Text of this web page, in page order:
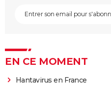
EN CE MOMENT
Hantavirus en France